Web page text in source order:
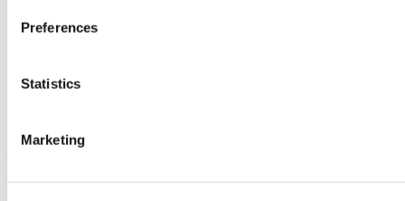
Preferences
Statistics
Marketing
caso. En Turquía, la tarifa suele incluir el alojamiento y los
Para someterte a un BBL con seguridad, debes cumplir ciertos
criterios de salud y físicos:
gozar de buena salud general (las enfermedades cardíacas,